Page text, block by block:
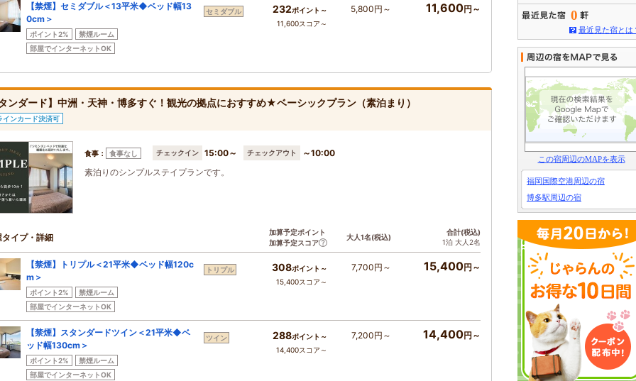
【禁煙】セミダブル＜13平米◆ベッド幅13
0cm＞
ポイント2%
禁煙ルーム
部屋でインターネットOK
セミダブル 232ポイント～
11,600スコア～
5,800円～ 11,600円～
ンダード】中洲・天神・博多すぐ！観光の拠点におすすめ★ベーシックプラン（素泊まり）
インカード決済可
食事： 食事なし チェックイン 15:00～ チェックアウト
～10:00
素泊りのシンプルステイプランです。
タイプ・詳細
加算予定ポイント
加算予定スコア
大人1名(税込)
合計(税込)
1泊 大人2名
【禁煙】トリプル＜21平米◆ベッド幅120c
m＞
ポイント2%
禁煙ルーム
部屋でインターネットOK
トリプル 308ポイント～
15,400スコア～
7,700円～ 15,400円～
【禁煙】スタンダードツイン＜21平米◆ベ
ッド幅130cm＞
ポイント2%
禁煙ルーム
部屋でインターネットOK
ツイン 288ポイント～
14,400スコア～
7,200円～ 14,400円～
0
最近見た宿とは
この宿周辺のMAPを表示
福岡国際空港周辺の宿
博多駅周辺の宿